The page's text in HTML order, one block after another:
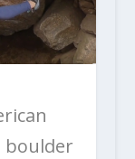
boulder